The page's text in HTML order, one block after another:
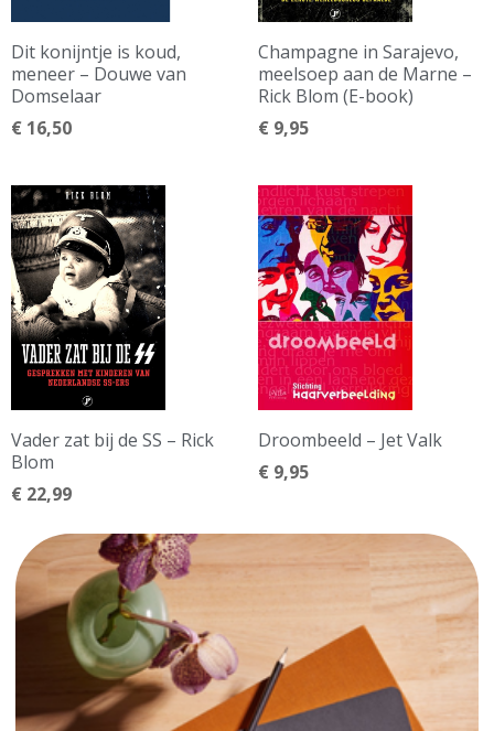
Dit konijntje is koud,
meneer – Douwe van
Domselaar
€ 16,50
Champagne in Sarajevo,
meelsoep aan de Marne –
Rick Blom (E-book)
€ 9,95
Vader zat bij de SS – Rick
Blom
€ 22,99
Droombeeld – Jet Valk
€ 9,95